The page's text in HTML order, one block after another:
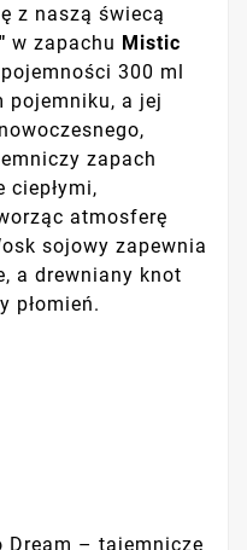
z naszą świecą
w zapachu Mistic
300 ml
pojemniku, a jej
zapach
atmosferę
sojowy zapewnia
a drewniany knot
płomień.
Dream – tajemnicze